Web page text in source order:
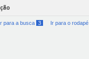
para a busca 3 Ir para o rodapé